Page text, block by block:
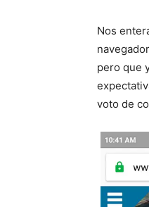
Nos
pero que
voto de